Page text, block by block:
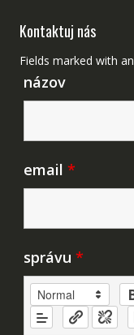
Kontaktuj nás
Fields marked with an
názov
email *
správu *